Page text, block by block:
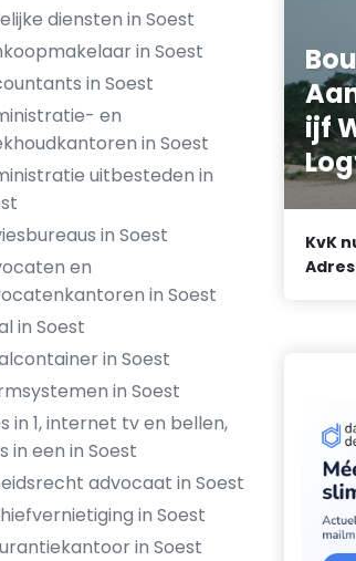
diensten in Soest
in Soest
in Soest
en
in Soest
uitbesteden in
in Soest
en
in Soest
in Soest
in Soest
in Soest
in 1, internet tv en bellen,
in een in Soest
advocaat in Soest
in Soest
in Soest
ijf
KvK